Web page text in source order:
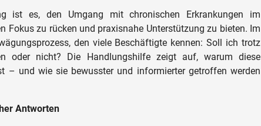
ist es, den Umgang mit chronischen Erkrankungen im
Fokus zu rücken und praxisnahe Unterstützung zu bieten. Im
den viele Beschäftigte kennen: Soll ich trotz
oder nicht? Die Handlungshilfe zeigt auf, warum diese
– und wie sie bewusster und informierter getroffen werden
Antworten